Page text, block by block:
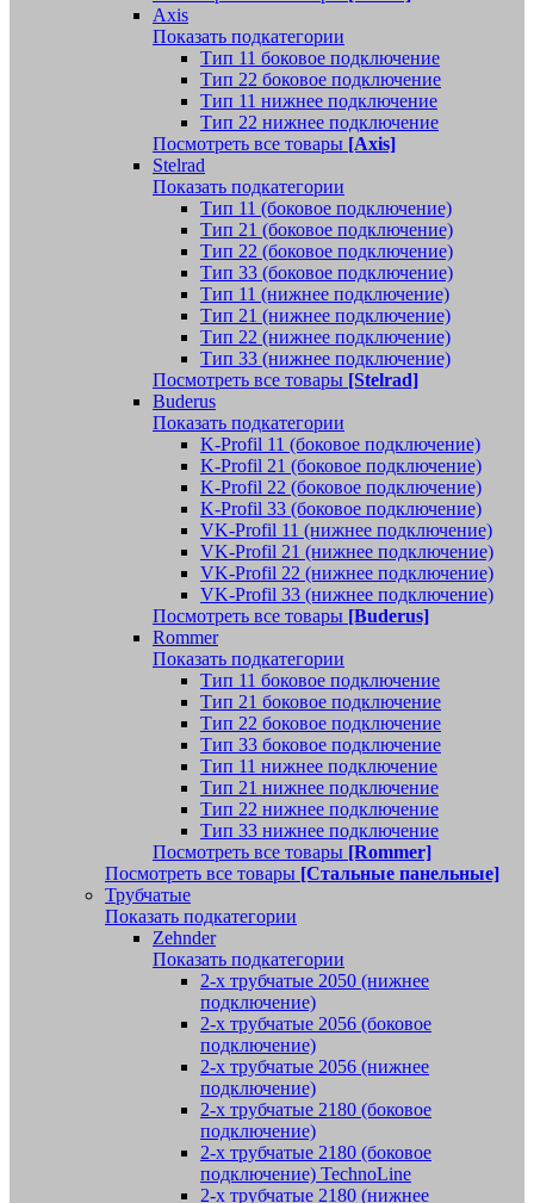
Axis
Показать подкатегории
Тип 11 боковое подключение
Тип 22 боковое подключение
Тип 11 нижнее подключение
Тип 22 нижнее подключение
Посмотреть все товары [Axis]
Stelrad
Показать подкатегории
Tип 11 (боковое подключение)
Тип 21 (боковое подключение)
Тип 22 (боковое подключение)
Тип 33 (боковое подключение)
Тип 11 (нижнее подключение)
Тип 21 (нижнее подключение)
Тип 22 (нижнее подключение)
Тип 33 (нижнее подключение)
Посмотреть все товары [Stelrad]
Buderus
Показать подкатегории
K-Profil 11 (боковое подключение)
K-Profil 21 (боковое подключение)
K-Profil 22 (боковое подключение)
K-Profil 33 (боковое подключение)
VK-Profil 11 (нижнее подключение)
VK-Profil 21 (нижнее подключение)
VK-Profil 22 (нижнее подключение)
VK-Profil 33 (нижнее подключение)
Посмотреть все товары [Buderus]
Rommer
Показать подкатегории
Тип 11 боковое подключение
Тип 21 боковое подключение
Тип 22 боковое подключение
Тип 33 боковое подключение
Тип 11 нижнее подключение
Тип 21 нижнее подключение
Тип 22 нижнее подключение
Тип 33 нижнее подключение
Посмотреть все товары [Rommer]
Посмотреть все товары [Стальные панельные]
Трубчатые
Показать подкатегории
Zehnder
Показать подкатегории
2-х трубчатые 2050 (нижнее
подключение)
2-х трубчатые 2056 (боковое
подключение)
2-х трубчатые 2056 (нижнее
подключение)
2-х трубчатые 2180 (боковое
подключение)
2-х трубчатые 2180 (боковое
подключение) TechnoLine
2-х трубчатые 2180 (нижнее